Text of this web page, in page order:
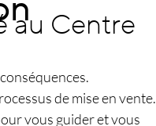
au Centre
de mise en vente.
vous guider et vous